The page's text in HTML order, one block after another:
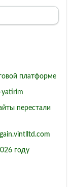
платформе
yatirim
перестали
году